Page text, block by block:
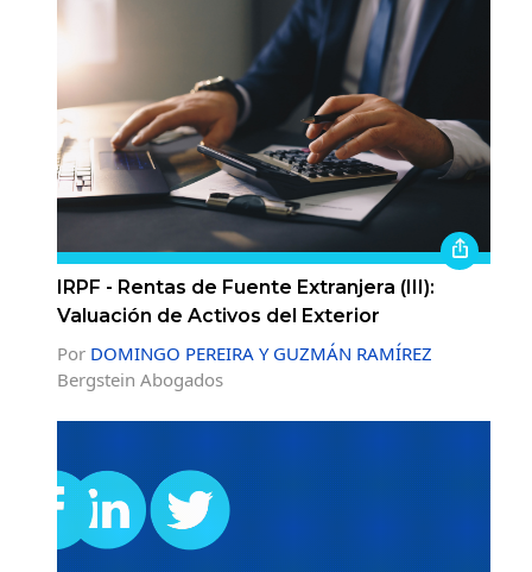
IRPF - Rentas de Fuente Extranjera (III):
Valuación de Activos del Exterior
Por DOMINGO PEREIRA Y GUZMÁN RAMÍREZ
Bergstein Abogados